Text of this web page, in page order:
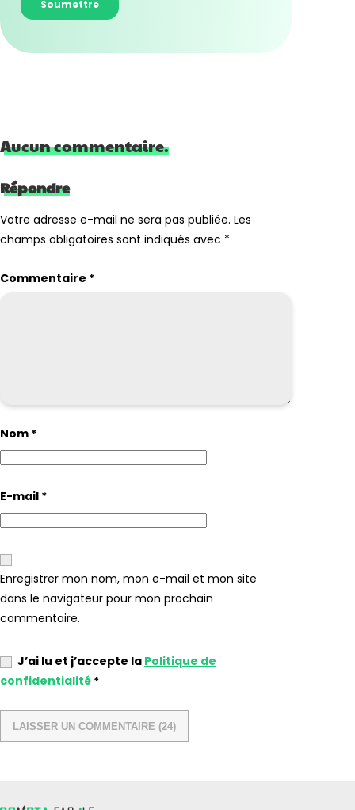
Aucun commentaire.
Répondre
Votre adresse e-mail ne sera pas publiée. Les
champs obligatoires sont indiqués avec *
Commentaire *
Nom *
E-mail *
Enregistrer mon nom, mon e-mail et mon site
dans le navigateur pour mon prochain
commentaire.
J’ai lu et j’accepte la Politique de
confidentialité *